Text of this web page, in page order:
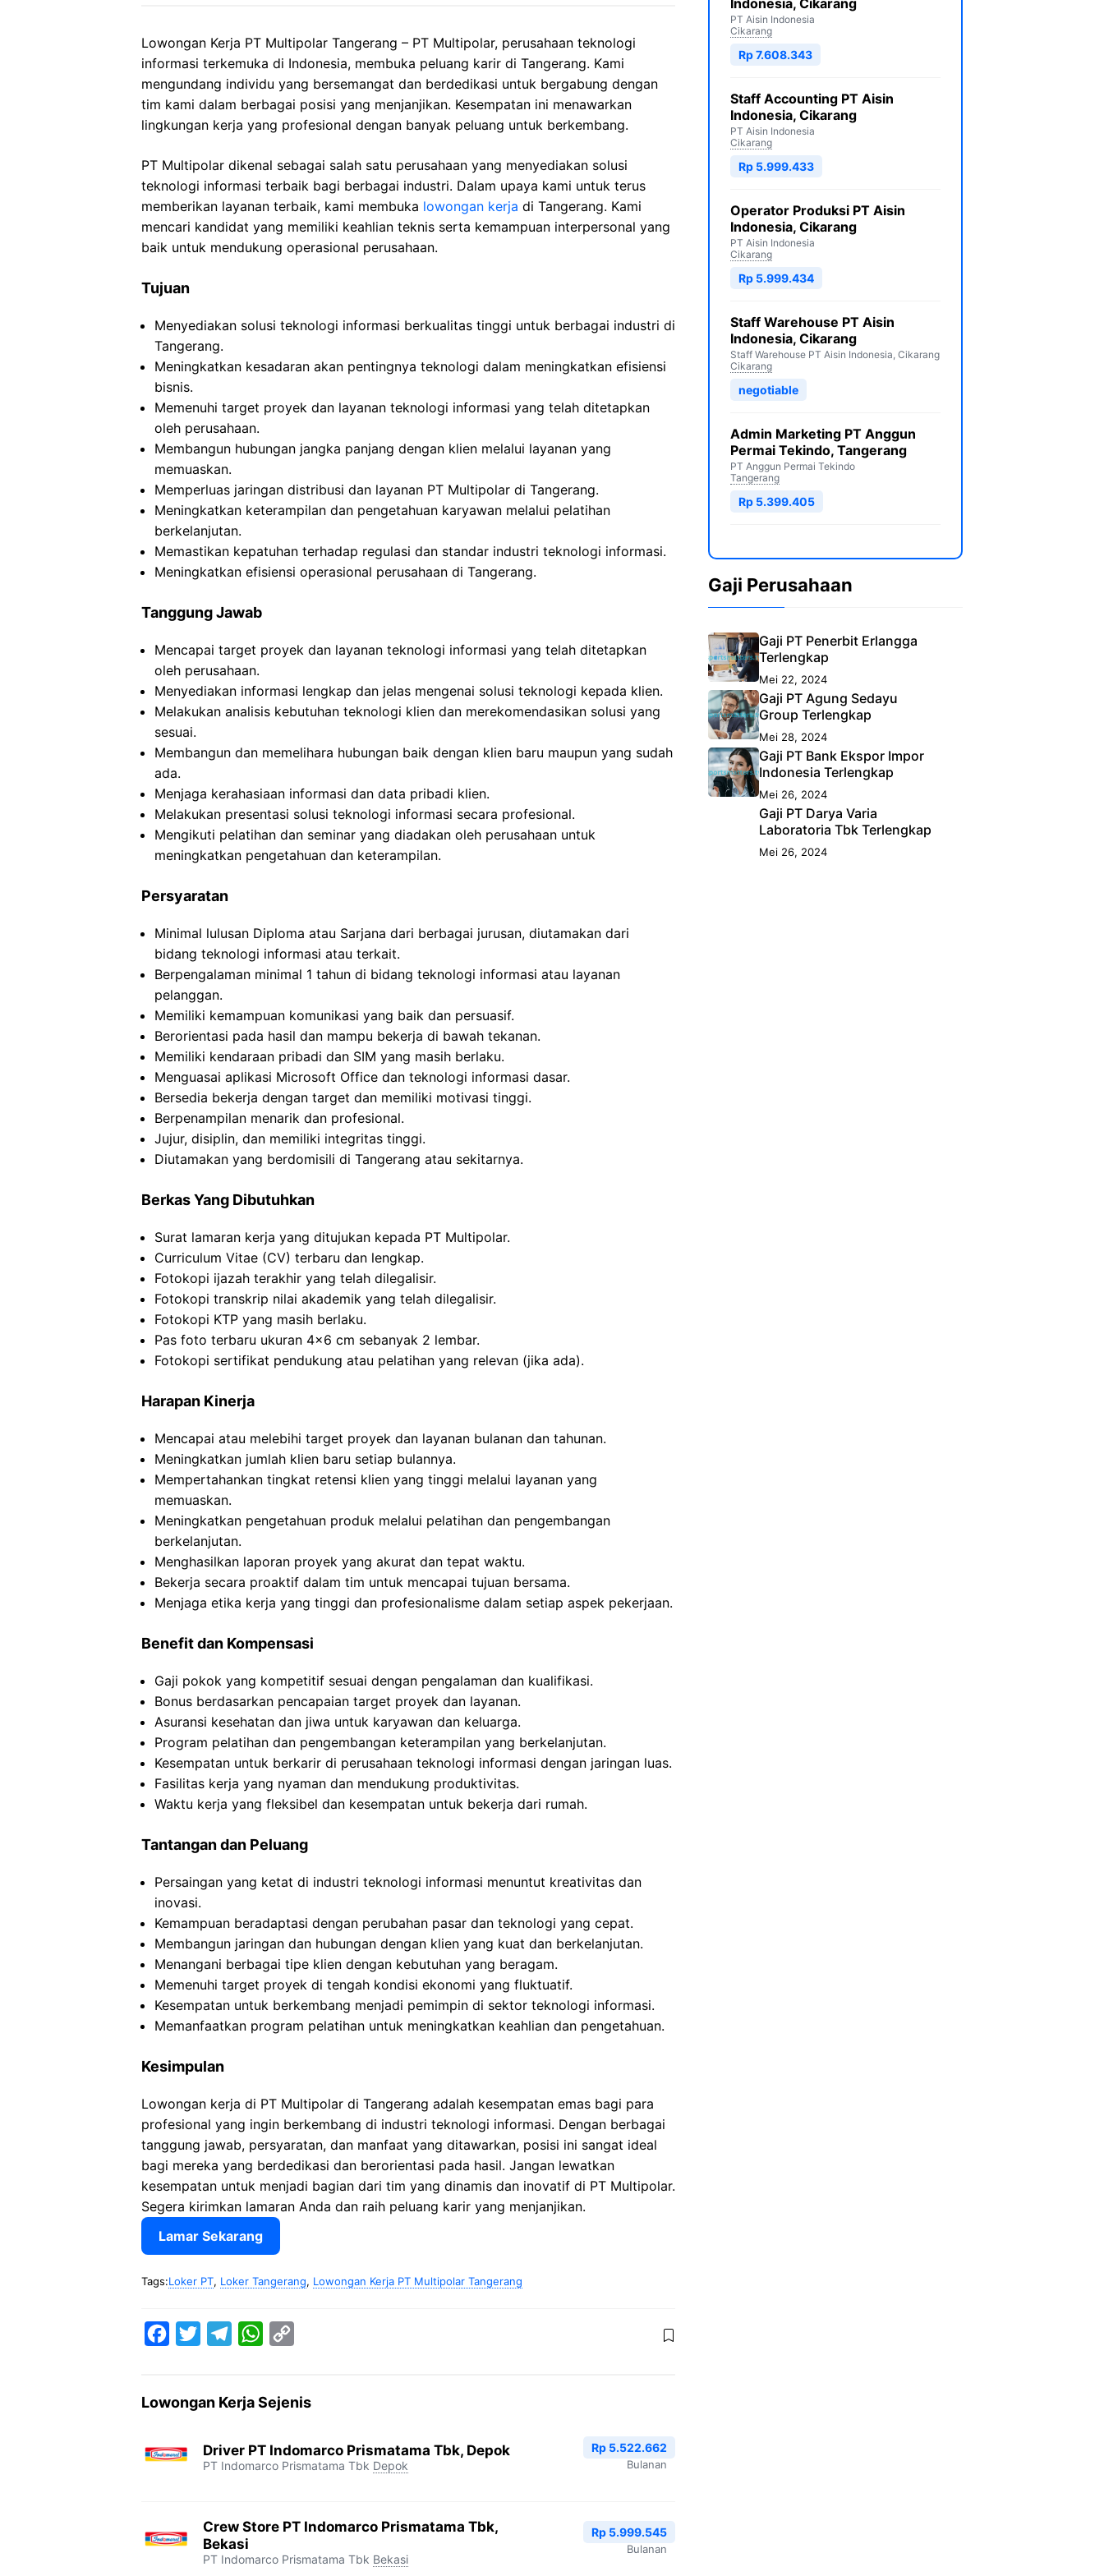
Lowongan Kerja PT Multipolar Tangerang – PT Multipolar, perusahaan teknologi
informasi terkemuka di Indonesia, membuka peluang karir di Tangerang. Kami
mengundang individu yang bersemangat dan berdedikasi untuk bergabung dengan
tim kami dalam berbagai posisi yang menjanjikan. Kesempatan ini menawarkan
lingkungan kerja yang profesional dengan banyak peluang untuk berkembang.
PT Multipolar dikenal sebagai salah satu perusahaan yang menyediakan solusi
teknologi informasi terbaik bagi berbagai industri. Dalam upaya kami untuk terus
memberikan layanan terbaik, kami membuka lowongan kerja di Tangerang. Kami
mencari kandidat yang memiliki keahlian teknis serta kemampuan interpersonal yang
baik untuk mendukung operasional perusahaan.
Tujuan
Menyediakan solusi teknologi informasi berkualitas tinggi untuk berbagai industri di
Tangerang.
Meningkatkan kesadaran akan pentingnya teknologi dalam meningkatkan efisiensi
bisnis.
Memenuhi target proyek dan layanan teknologi informasi yang telah ditetapkan
oleh perusahaan.
Membangun hubungan jangka panjang dengan klien melalui layanan yang
memuaskan.
Memperluas jaringan distribusi dan layanan PT Multipolar di Tangerang.
Meningkatkan keterampilan dan pengetahuan karyawan melalui pelatihan
berkelanjutan.
Memastikan kepatuhan terhadap regulasi dan standar industri teknologi informasi.
Meningkatkan efisiensi operasional perusahaan di Tangerang.
Tanggung Jawab
Mencapai target proyek dan layanan teknologi informasi yang telah ditetapkan
oleh perusahaan.
Menyediakan informasi lengkap dan jelas mengenai solusi teknologi kepada klien.
Melakukan analisis kebutuhan teknologi klien dan merekomendasikan solusi yang
sesuai.
Membangun dan memelihara hubungan baik dengan klien baru maupun yang sudah
ada.
Menjaga kerahasiaan informasi dan data pribadi klien.
Melakukan presentasi solusi teknologi informasi secara profesional.
Mengikuti pelatihan dan seminar yang diadakan oleh perusahaan untuk
meningkatkan pengetahuan dan keterampilan.
Persyaratan
Minimal lulusan Diploma atau Sarjana dari berbagai jurusan, diutamakan dari
bidang teknologi informasi atau terkait.
Berpengalaman minimal 1 tahun di bidang teknologi informasi atau layanan
pelanggan.
Memiliki kemampuan komunikasi yang baik dan persuasif.
Berorientasi pada hasil dan mampu bekerja di bawah tekanan.
Memiliki kendaraan pribadi dan SIM yang masih berlaku.
Menguasai aplikasi Microsoft Office dan teknologi informasi dasar.
Bersedia bekerja dengan target dan memiliki motivasi tinggi.
Berpenampilan menarik dan profesional.
Jujur, disiplin, dan memiliki integritas tinggi.
Diutamakan yang berdomisili di Tangerang atau sekitarnya.
Berkas Yang Dibutuhkan
Surat lamaran kerja yang ditujukan kepada PT Multipolar.
Curriculum Vitae (CV) terbaru dan lengkap.
Fotokopi ijazah terakhir yang telah dilegalisir.
Fotokopi transkrip nilai akademik yang telah dilegalisir.
Fotokopi KTP yang masih berlaku.
Pas foto terbaru ukuran 4×6 cm sebanyak 2 lembar.
Fotokopi sertifikat pendukung atau pelatihan yang relevan (jika ada).
Harapan Kinerja
Mencapai atau melebihi target proyek dan layanan bulanan dan tahunan.
Meningkatkan jumlah klien baru setiap bulannya.
Mempertahankan tingkat retensi klien yang tinggi melalui layanan yang
memuaskan.
Meningkatkan pengetahuan produk melalui pelatihan dan pengembangan
berkelanjutan.
Menghasilkan laporan proyek yang akurat dan tepat waktu.
Bekerja secara proaktif dalam tim untuk mencapai tujuan bersama.
Menjaga etika kerja yang tinggi dan profesionalisme dalam setiap aspek pekerjaan.
Benefit dan Kompensasi
Gaji pokok yang kompetitif sesuai dengan pengalaman dan kualifikasi.
Bonus berdasarkan pencapaian target proyek dan layanan.
Asuransi kesehatan dan jiwa untuk karyawan dan keluarga.
Program pelatihan dan pengembangan keterampilan yang berkelanjutan.
Kesempatan untuk berkarir di perusahaan teknologi informasi dengan jaringan luas.
Fasilitas kerja yang nyaman dan mendukung produktivitas.
Waktu kerja yang fleksibel dan kesempatan untuk bekerja dari rumah.
Tantangan dan Peluang
Persaingan yang ketat di industri teknologi informasi menuntut kreativitas dan
inovasi.
Kemampuan beradaptasi dengan perubahan pasar dan teknologi yang cepat.
Membangun jaringan dan hubungan dengan klien yang kuat dan berkelanjutan.
Menangani berbagai tipe klien dengan kebutuhan yang beragam.
Memenuhi target proyek di tengah kondisi ekonomi yang fluktuatif.
Kesempatan untuk berkembang menjadi pemimpin di sektor teknologi informasi.
Memanfaatkan program pelatihan untuk meningkatkan keahlian dan pengetahuan.
Kesimpulan
Lowongan kerja di PT Multipolar di Tangerang adalah kesempatan emas bagi para
profesional yang ingin berkembang di industri teknologi informasi. Dengan berbagai
tanggung jawab, persyaratan, dan manfaat yang ditawarkan, posisi ini sangat ideal
bagi mereka yang berdedikasi dan berorientasi pada hasil. Jangan lewatkan
kesempatan untuk menjadi bagian dari tim yang dinamis dan inovatif di PT Multipolar.
Segera kirimkan lamaran Anda dan raih peluang karir yang menjanjikan.
Lamar Sekarang
Tags:Loker PT, Loker Tangerang, Lowongan Kerja PT Multipolar Tangerang
e
o
t
e
e
r
W
t
A
y
i
Lowongan Kerja Sejenis
Driver PT Indomarco Prismatama Tbk, Depok
PT Indomarco Prismatama Tbk Depok
Rp 5.522.662
Bulanan
Crew Store PT Indomarco Prismatama Tbk,
Bekasi
PT Indomarco Prismatama Tbk Bekasi
Rp 5.999.545
Bulanan
Indonesia, Cikarang
PT Aisin Indonesia
Cikarang
Rp 7.608.343
Staff Accounting PT Aisin
Indonesia, Cikarang
PT Aisin Indonesia
Cikarang
Rp 5.999.433
Operator Produksi PT Aisin
Indonesia, Cikarang
PT Aisin Indonesia
Cikarang
Rp 5.999.434
Staff Warehouse PT Aisin
Indonesia, Cikarang
Staff Warehouse PT Aisin Indonesia, Cikarang
Cikarang
negotiable
Admin Marketing PT Anggun
Permai Tekindo, Tangerang
PT Anggun Permai Tekindo
Tangerang
Rp 5.399.405
Gaji Perusahaan
Gaji PT Penerbit Erlangga
Terlengkap
Mei 22, 2024
Gaji PT Agung Sedayu
Group Terlengkap
Mei 28, 2024
Gaji PT Bank Ekspor Impor
Indonesia Terlengkap
Mei 26, 2024
Gaji PT Darya Varia
Laboratoria Tbk Terlengkap
Mei 26, 2024